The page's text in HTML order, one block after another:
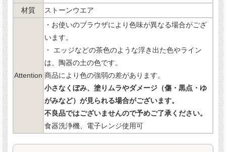
材質
ストーンウエア
Attention
・お使いのブラウザにより色味が異なる場合がござ
います。
・ エッジなどの茶色のような浮き出た色やライン
は、陶器の土の色です。
商品により色の強弱の差があります。
小さなくぼみ、塗りムラやダメージ（傷・黒点・ゆ
がみなど）が見られる場合がございます。
不良品ではございませんので予めご了承ください。
食器洗浄機、電子レンジ使用可